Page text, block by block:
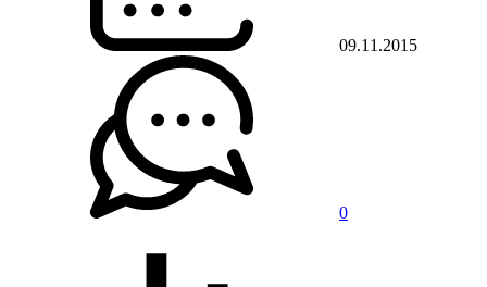
09.11.2015
0